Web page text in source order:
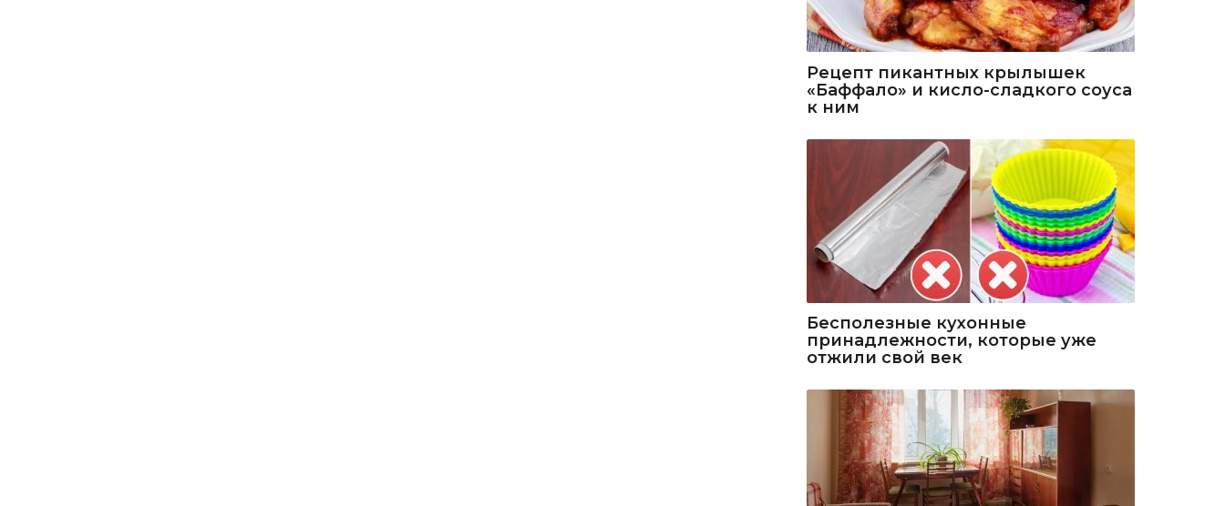
Рецепт пикантных крылышек
«Баффало» и кисло-сладкого соуса
к ним
Бесполезные кухонные
принадлежности, которые уже
отжили свой век